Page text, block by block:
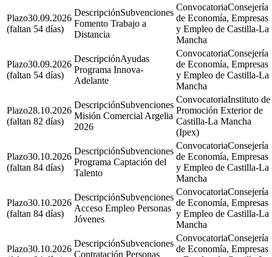
30.09.2026
(faltan 54 días)
Subvenciones
Fomento Trabajo a
Distancia
Consejería
de Economía, Empresas
y Empleo de Castilla-La
Mancha
30.09.2026
(faltan 54 días)
Ayudas
Programa Innova-
Adelante
Consejería
de Economía, Empresas
y Empleo de Castilla-La
Mancha
28.10.2026
(faltan 82 días)
Subvenciones
Misión Comercial Argelia
2026
Instituto de
Promoción Exterior de
Castilla-La Mancha
(Ipex)
30.10.2026
(faltan 84 días)
Subvenciones
Programa Captación del
Talento
Consejería
de Economía, Empresas
y Empleo de Castilla-La
Mancha
30.10.2026
(faltan 84 días)
Subvenciones
Acceso Empleo Personas
Jóvenes
Consejería
de Economía, Empresas
y Empleo de Castilla-La
Mancha
30.10.2026
Subvenciones
Contratación Personas
Consejería
de Economía, Empresas